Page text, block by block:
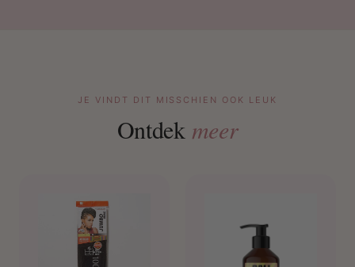
JE VINDT DIT MISSCHIEN OOK LEUK
Ontdek meer